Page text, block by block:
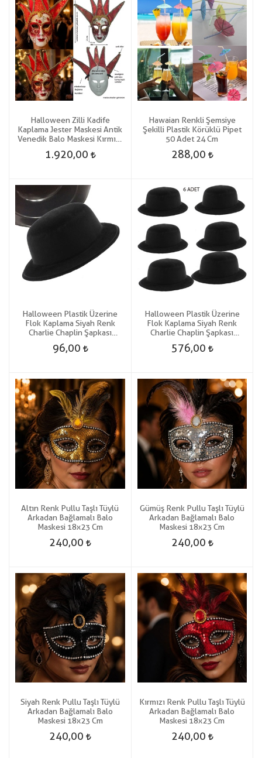
Halloween Zilli Kadife
Kaplama Jester Maskesi Antik
Venedik Balo Maskesi Kırmızı
1.920,00
Hawaian Renkli Şemsiye
Şekilli Plastik Körüklü Pipet
50 Adet 24 Cm
288,00
Halloween Plastik Üzerine
Flok Kaplama Siyah Renk
Charlie Chaplin Şapkası
Yetişkin-Çocuk Uyumlu 1 Adet
Gösteri
96,00
Halloween Plastik Üzerine
Flok Kaplama Siyah Renk
Charlie Chaplin Şapkası
Yetişkin-Çocuk Uyumlu 6 Adet
Gösteri
576,00
Altın Renk Pullu Taşlı Tüylü
Arkadan Bağlamalı Balo
Maskesi 18x23 Cm
240,00
Gümüş Renk Pullu Taşlı Tüylü
Arkadan Bağlamalı Balo
Maskesi 18x23 Cm
240,00
Siyah Renk Pullu Taşlı Tüylü
Arkadan Bağlamalı Balo
Maskesi 18x23 Cm
240,00
Kırmızı Renk Pullu Taşlı Tüylü
Arkadan Bağlamalı Balo
Maskesi 18x23 Cm
240,00